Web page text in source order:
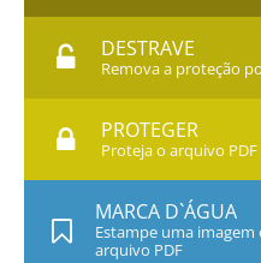
DESTRAVE
Remova a proteção
PROTEGER
Proteja o arquivo
MARCA D`ÁGUA
Estampe uma
arquivo PDF